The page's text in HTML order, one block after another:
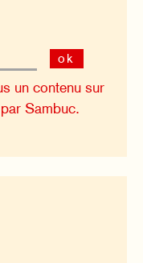
ok
un contenu sur
Sambuc.